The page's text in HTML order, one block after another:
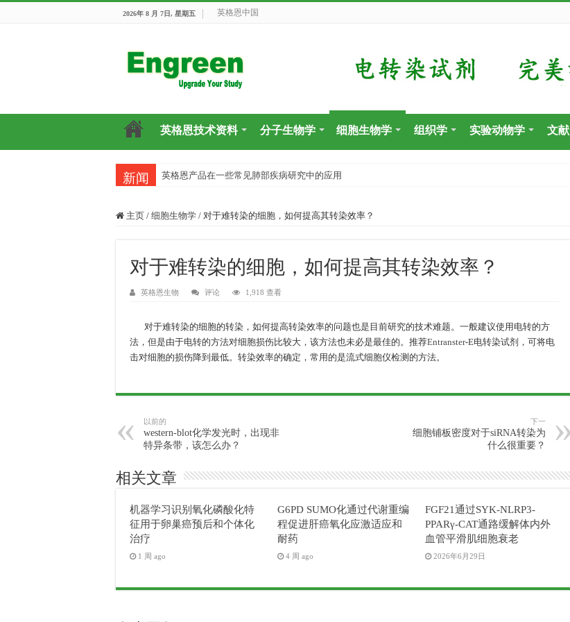
2026年 8 月 7日, 星期五 英格恩中国
英格恩技术资料 分子生物学 细胞生物学 组织学 实验动物学 文献
新闻 英格恩产品在一些常见肺部疾病研究中的应用
主页 / 细胞生物学 / 对于难转染的细胞，如何提高其转染效率？
对于难转染的细胞，如何提高其转染效率？
英格恩生物 评论 1,918 查看
对于难转染的细胞的转染，如何提高转染效率的问题也是目前研究的技术难题。一般建议使用电转的方
法，但是由于电转的方法对细胞损伤比较大，该方法也未必是最佳的。推荐Entranster-E电转染试剂，可将电
击对细胞的损伤降到最低。转染效率的确定，常用的是流式细胞仪检测的方法。
以前的
western-blot化学发光时，出现非
特异条带，该怎么办？
下一
细胞铺板密度对于siRNA转染为
什么很重要？
相关文章
机器学习识别氧化磷酸化特
征用于卵巢癌预后和个体化
治疗
1 周 ago
G6PD SUMO化通过代谢重编
程促进肝癌氧化应激适应和
耐药
4 周 ago
FGF21通过SYK-NLRP3-
PPARγ-CAT通路缓解体内外
血管平滑肌细胞衰老
2026年6月29日